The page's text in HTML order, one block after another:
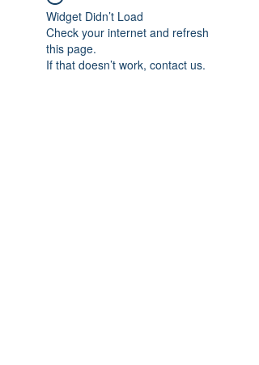
Widget Didn’t Load
Check your internet and refresh
this page.
If that doesn’t work, contact us.